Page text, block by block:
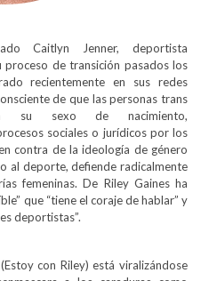
Caitlyn Jenner, deportista
proceso de transición pasados los
recientemente en sus redes
de que las personas trans
a su sexo de nacimiento,
sociales o jurídicos por los
contra de la ideología de género
al deporte, defiende radicalmente
femeninas. De Riley Gaines ha
que “tiene el coraje de hablar” y
deportistas”.
con Riley) está viralizándose